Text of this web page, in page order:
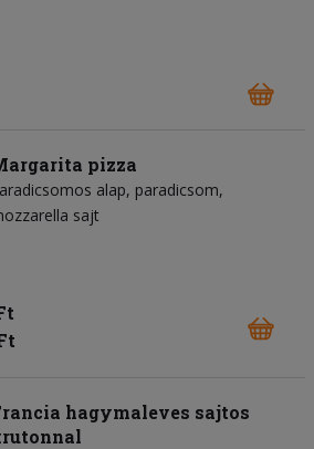
pizza
alap paradicsom
sajt
hagymaleves sajtos